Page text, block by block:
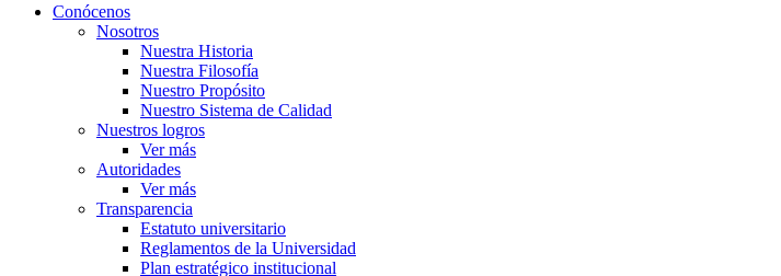
search
Menu
Conócenos
Nosotros
Nuestra Historia
Nuestra Filosofía
Nuestro Propósito
Nuestro Sistema de Calidad
Nuestros logros
Ver más
Autoridades
Ver más
Transparencia
Estatuto universitario
Reglamentos de la Universidad
Plan estratégico institucional